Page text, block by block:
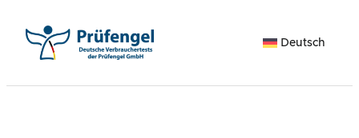
Inhalt
springen
Deutsch